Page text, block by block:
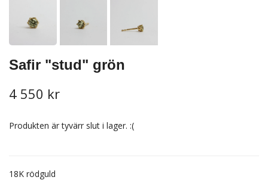
Safir "stud" grön
4 550 kr
Produkten är tyvärr slut i lager. :(
18K rödguld